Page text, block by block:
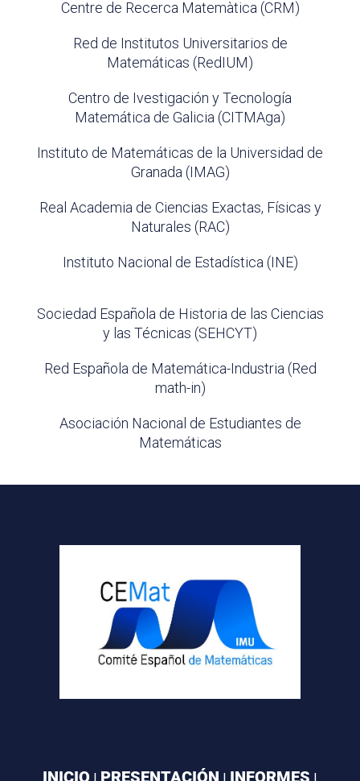
Centre de Recerca Matemàtica (CRM)
Red de Institutos Universitarios de
Matemáticas (RedIUM)
Centro de Ivestigación y Tecnología
Matemática de Galicia (CITMAga)
Instituto de Matemáticas de la Universidad de
Granada (IMAG)
Real Academia de Ciencias Exactas, Físicas y
Naturales (RAC)
Instituto Nacional de Estadística (INE)
Sociedad Española de Historia de las Ciencias
y las Técnicas (SEHCYT)
Red Española de Matemática-Industria (Red
math-in)
Asociación Nacional de Estudiantes de
Matemáticas
INICIO PRESENTACIÓN INFORMES